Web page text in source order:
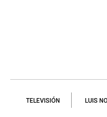
TELEVISIÓN LUIS